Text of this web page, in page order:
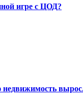
игре с ЦОД?